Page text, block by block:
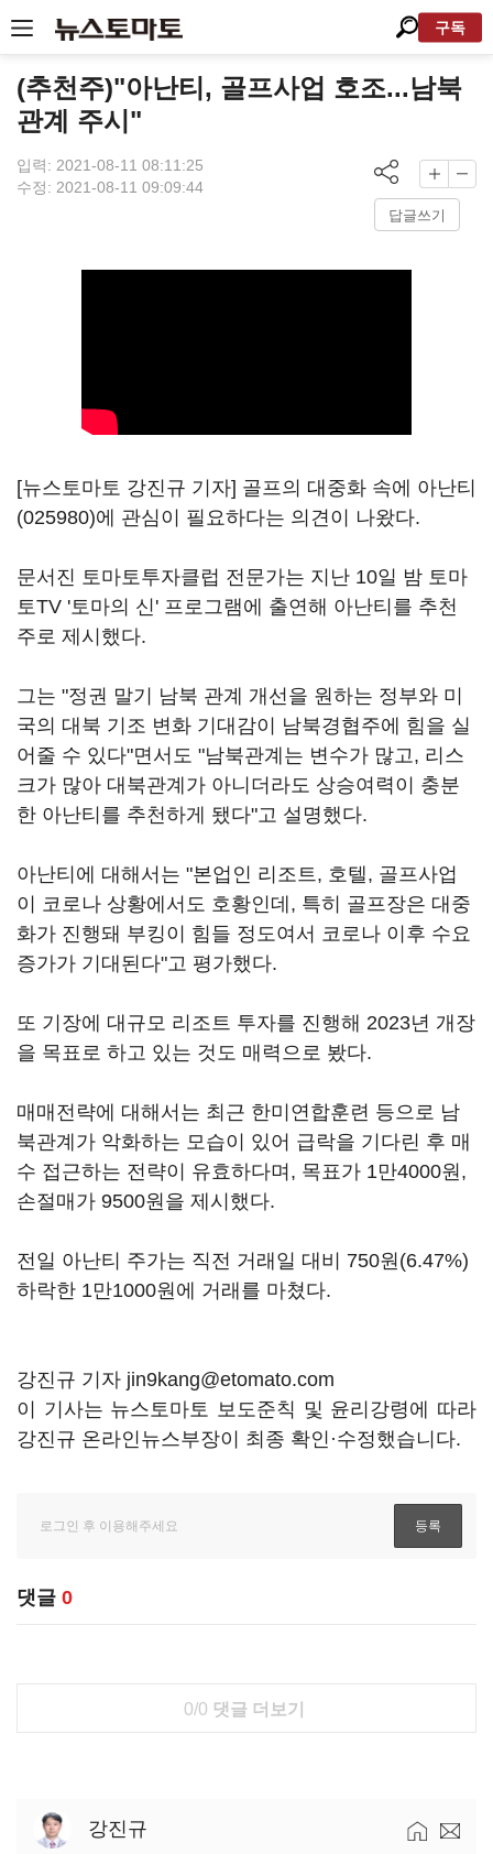
구독
(추천주)"아난티, 골프사업 호조...남북
관계 주시"
입력: 2021-08-11 08:11:25
수정: 2021-08-11 09:09:44
답글쓰기
[뉴스토마토 강진규 기자] 골프의 대중화 속에 아난티
(025980)에 관심이 필요하다는 의견이 나왔다.
문서진 토마토투자클럽 전문가는 지난 10일 밤 토마
토TV '토마의 신' 프로그램에 출연해 아난티를 추천
주로 제시했다.
그는 "정권 말기 남북 관계 개선을 원하는 정부와 미
국의 대북 기조 변화 기대감이 남북경협주에 힘을 실
어줄 수 있다"면서도 "남북관계는 변수가 많고, 리스
크가 많아 대북관계가 아니더라도 상승여력이 충분
한 아난티를 추천하게 됐다"고 설명했다.
아난티에 대해서는 "본업인 리조트, 호텔, 골프사업
이 코로나 상황에서도 호황인데, 특히 골프장은 대중
화가 진행돼 부킹이 힘들 정도여서 코로나 이후 수요
증가가 기대된다"고 평가했다.
또 기장에 대규모 리조트 투자를 진행해 2023년 개장
을 목표로 하고 있는 것도 매력으로 봤다.
매매전략에 대해서는 최근 한미연합훈련 등으로 남
북관계가 악화하는 모습이 있어 급락을 기다린 후 매
수 접근하는 전략이 유효하다며, 목표가 1만4000원,
손절매가 9500원을 제시했다.
전일 아난티 주가는 직전 거래일 대비 750원(6.47%)
하락한 1만1000원에 거래를 마쳤다.
강진규 기자 jin9kang@etomato.com
이 기사는 뉴스토마토 보도준칙 및 윤리강령에 따라
강진규 온라인뉴스부장이 최종 확인·수정했습니다.
댓글 0
0/0 댓글 더보기
강진규